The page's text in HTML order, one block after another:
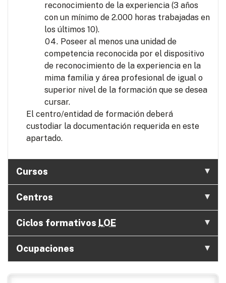
reconocimiento de la experiencia (3 años
con un mínimo de 2.000 horas trabajadas en
los últimos 10).
Poseer al menos una unidad de
competencia reconocida por el dispositivo
de reconocimiento de la experiencia en la
mima familia y área profesional de igual o
superior nivel de la formación que se desea
cursar.
El centro/entidad de formación deberá
custodiar la documentación requerida en este
apartado.
Cursos
Centros
Ciclos formativos LOE
Ocupaciones